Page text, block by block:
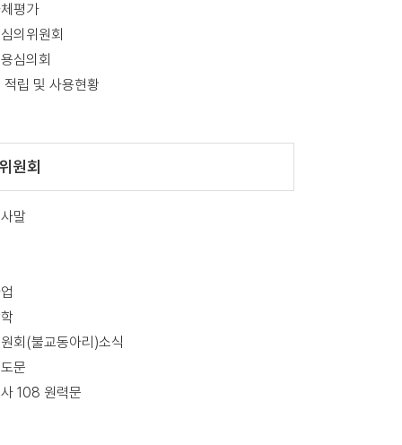
평가
의위원회
심의회
적립 및 사용현황
원회
말
회(불교동아리)소식
문
108 원력문